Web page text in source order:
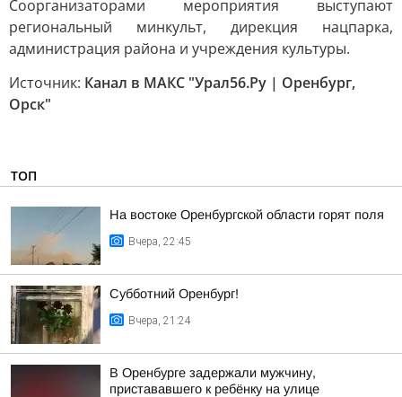
Соорганизаторами мероприятия выступают
региональный минкульт, дирекция нацпарка,
администрация района и учреждения культуры.
Источник: Канал в МАКС "Урал56.Ру | Оренбург,
Орск"
ТОП
На востоке Оренбургской области горят поля
Вчера, 22:45
Субботний Оренбург!
Вчера, 21:24
В Оренбурге задержали мужчину,
пристававшего к ребёнку на улице